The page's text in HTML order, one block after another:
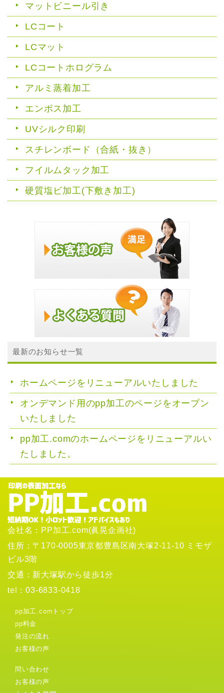
マットビニール引き
LCコート
LCマット
LCコートホログラム
アルミ蒸着加工
エンボス加工
UVシルク印刷
スチレンボード（合紙・抜き）
フイルムタック加工
硬質塩ビ加工(下敷き加工)
最新のお知らせ一覧
ホームページをリニューアルいたしました
オンデマンド用のpp加工のページをオープン
いたしました
pp加工.comのホームページをリニューアルい
たしました。
会社名： PP加工.com(眞晃企画社)
住所： 〒170-0005東京都豊島区南大塚2-11-10 ミモザ
ビル3階
交通： 新大塚駅から徒歩1分
tel：03-6833-0418
pp加工.comトップ
pp料金
発注の流れ
お客様の声
問い合わせ
お客様の声